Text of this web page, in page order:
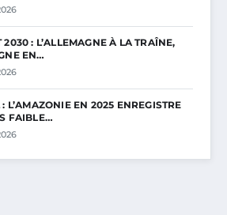
2030 : L’ALLEMAGNE À LA TRAÎNE,
EN…
: L’AMAZONIE EN 2025 ENREGISTRE
FAIBLE…